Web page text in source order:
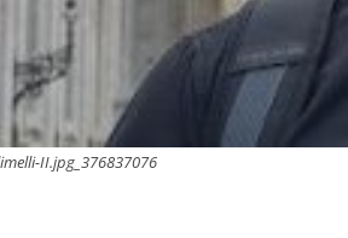
II.jpg_376837076